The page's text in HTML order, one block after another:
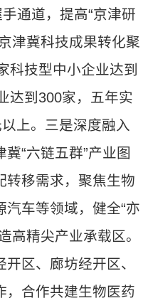
通道，提高“京津研
津冀科技成果转化聚
科技型中小企业达到
达到300家，五年实
上。三是深度融入
“六链五群”产业图
转移需求，聚焦生物
汽车等领域，健全“亦
高精尖产业承载区。
区、廊坊经开区、
，合作共建生物医药